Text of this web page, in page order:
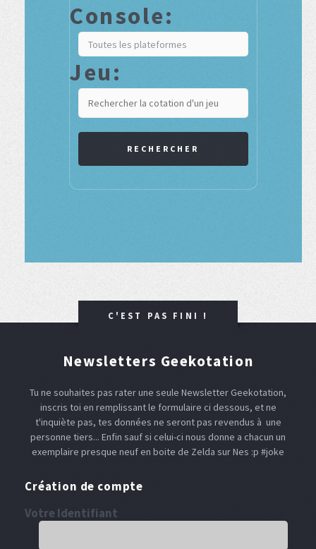
Console:
Jeu:
RECHERCHER
C'EST PAS FINI !
Newsletters Geekotation
Tu ne souhaites pas rater une seule Newsletter Geekotation,
inscris toi en remplissant le formulaire ci dessous, et ne
t'inquiète pas, tes données ne seront pas revendus à une
personne tiers... Enfin sauf si celui-ci nous donne a chacun un
exemplaire presque neuf en boite de Zelda sur Nes :p #joke
Création de compte
Votre Identifiant